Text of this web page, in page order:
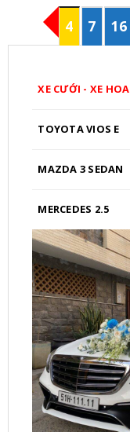
4 7 16
XE CƯỚI - XE HOA
TOYOTA VIOS E
MAZDA 3 SEDAN
MERCEDES 2.5